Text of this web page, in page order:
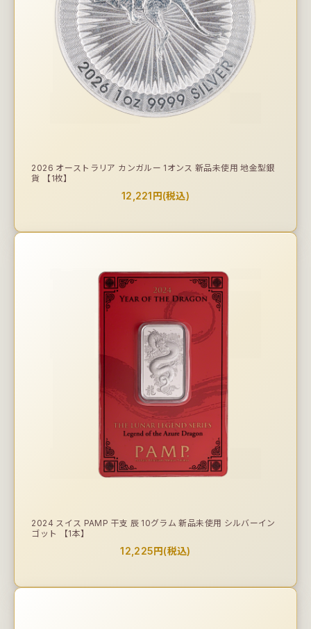
2026 オーストラリア カンガルー 1オンス 新品未使用 地金型銀
貨 【1枚】
12,221円(税込)
2024 スイス PAMP 干支 辰 10グラム 新品未使用 シルバーイン
ゴット 【1本】
12,225円(税込)